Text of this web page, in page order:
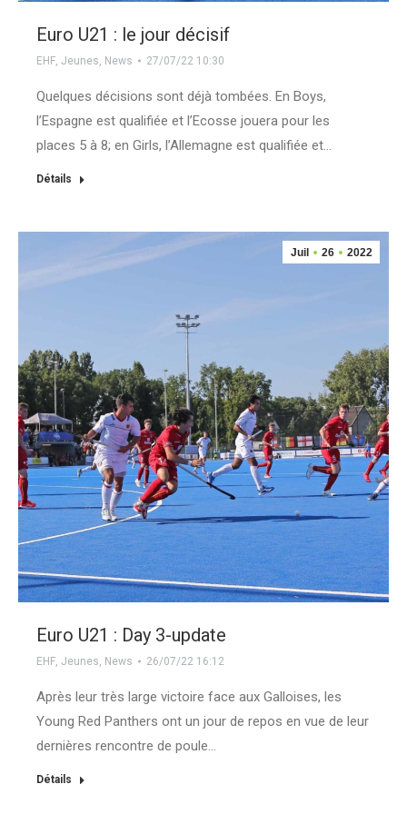
Euro U21 : le jour décisif
EHF, Jeunes, News 27/07/22 10:30
Quelques décisions sont déjà tombées. En Boys,
l’Espagne est qualifiée et l’Ecosse jouera pour les
places 5 à 8; en Girls, l’Allemagne est qualifiée et…
Détails
Juil 26 2022
Euro U21 : Day 3-update
EHF, Jeunes, News 26/07/22 16:12
Après leur très large victoire face aux Galloises, les
Young Red Panthers ont un jour de repos en vue de leur
dernières rencontre de poule…
Détails